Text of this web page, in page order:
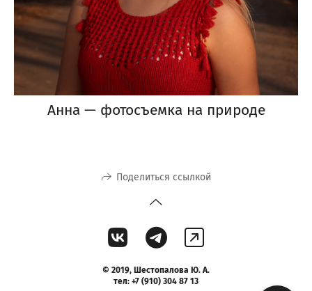
Анна — фотосъемка на природе
Поделиться ссылкой
© 2019, Шестопалова Ю. А.
тел: +7 (910) 304 87 13